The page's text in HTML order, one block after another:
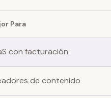
Para
con facturación
de contenido